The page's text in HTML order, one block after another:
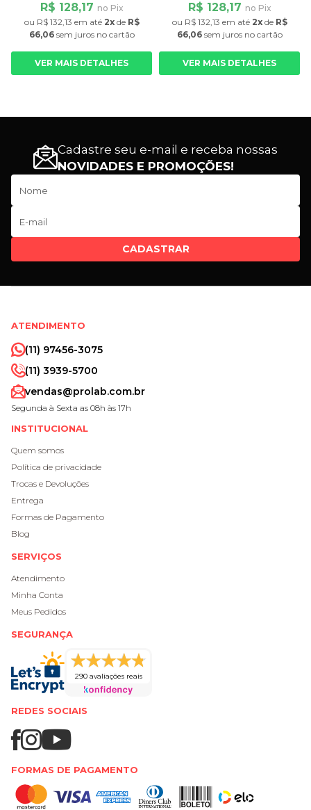
R$ 128,17 no Pix
ou R$ 132,13 em até 2xde R$
66,06 sem jurosno cartão
VER MAIS DETALHES
R$ 128,17 no Pix
ou R$ 132,13 em até 2xde R$
66,06 sem jurosno cartão
VER MAIS DETALHES
Cadastre seu e-mail e receba nossas
NOVIDADES E PROMOÇÕES!
CADASTRAR
ATENDIMENTO
(11) 97456-3075
(11) 3939-5700
vendas@prolab.com.br
Segunda à Sexta as 08h às 17h
INSTITUCIONAL
Quem somos
Política de privacidade
Trocas e Devoluções
Entrega
Formas de Pagamento
Blog
SERVIÇOS
Atendimento
Minha Conta
Meus Pedidos
SEGURANÇA
290 avaliações reais
REDES SOCIAIS
FORMAS DE PAGAMENTO